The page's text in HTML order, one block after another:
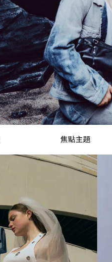
焦點主題